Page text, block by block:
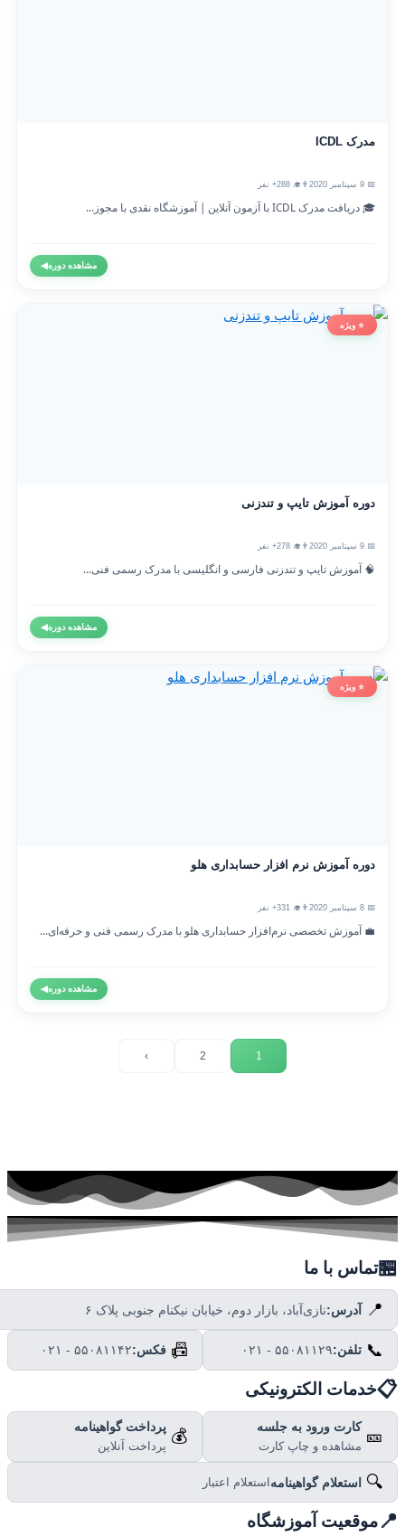
مدرک ICDL
👨‍🎓 288+ نفر
🎓 دریافت مدرک ICDL با آزمون آنلاین | آموزشگاه نقدی با مجوز...
مشاهده دوره◀
⭐ ویژه
دوره آموزش تایپ و تندزنی
👨‍🎓 278+ نفر
🧠 آموزش تایپ و تندزنی فارسی و انگلیسی با مدرک رسمی فنی...
مشاهده دوره◀
⭐ ویژه
دوره آموزش نرم افزار حسابداری هلو
👨‍🎓 331+ نفر
💼 آموزش تخصصی نرم‌افزار حسابداری هلو با مدرک رسمی فنی و حرفه‌ای...
مشاهده دوره◀
تماس با ما
📍 آدرس:نازی‌آباد، بازار دوم، خیابان نیکنام جنوبی پلاک ۶
📞 تلفن:۰۲۱ - ۵۵۰۸۱۱۲۹ 📠 فکس:۰۲۱ - ۵۵۰۸۱۱۴۲
خدمات الکترونیکی
🎫 کارت ورود به جلسه
مشاهده و چاپ کارت
💰 پرداخت گواهینامه
پرداخت آنلاین
🔍 استعلام گواهینامهاستعلام اعتبار
موقعیت آموزشگاه